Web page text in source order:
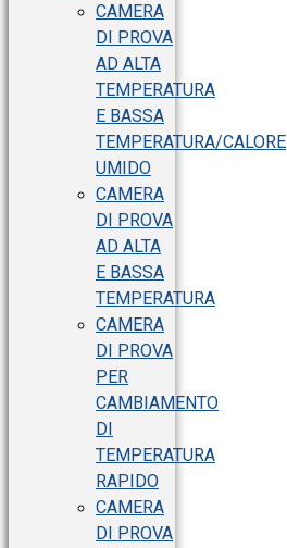
CAMERA
DI PROVA
AD ALTA
TEMPERATURA
E BASSA
TEMPERATURA/CALORE
UMIDO
CAMERA
DI PROVA
AD ALTA
E BASSA
TEMPERATURA
CAMERA
DI PROVA
PER
CAMBIAMENTO
DI
TEMPERATURA
RAPIDO
CAMERA
DI PROVA